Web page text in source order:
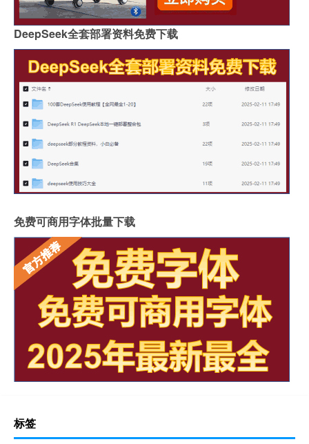
DeepSeek全套部署资料免费下载
免费可商用字体批量下载
标签